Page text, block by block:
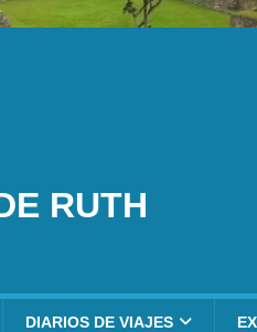
RUTH
DIARIOS DE VIAJES